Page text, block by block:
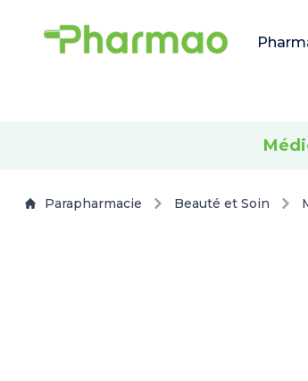
Parapharmacie Beauté et Soin